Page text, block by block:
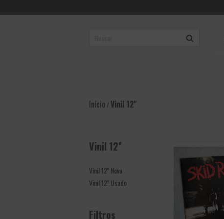
Início/Vinil 12''
Vinil 12''
Vinil 12'' Novo
Vinil 12'' Usado
Filtros